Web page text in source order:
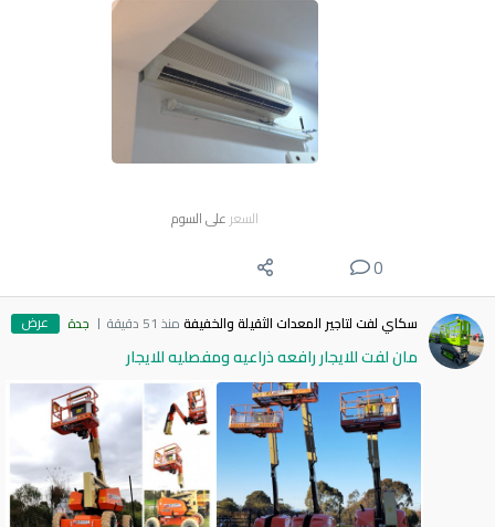
السعر على السوم
0
سكاي لفت لتاجير المعدات الثقيلة والخفيفةمنذ 51 دقيقة جدة عرض
مان لفت للايجار رافعه ذراعيه ومفصليه للايجار